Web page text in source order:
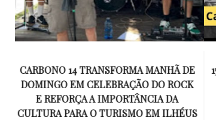
15 ANOS APÓS RACHA QUE MATOU DOIS
JOVENS EM ILHÉUS, CONDENAÇÃO
DOS RESPONSÁVEIS TORNA-SE
DEFINITIVA